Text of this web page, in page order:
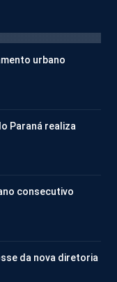
urbano
Paraná realiza
consecutivo
da nova diretoria